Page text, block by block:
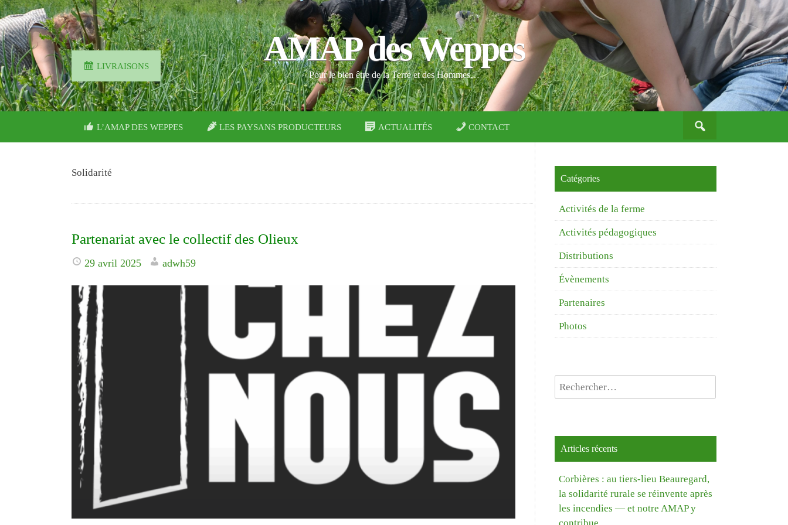
AMAP des Weppes
Pour le bien être de la Terre et des Hommes…
PASSER
L’AMAP DES WEPPES LES PAYSANS PRODUCTEURS ACTUALITÉS CONTACT
LIVRAISONS
Solidarité
Partenariat avec le collectif des Olieux
29 avril 2025 adwh59
Catégories
Activités de la ferme
Activités pédagogiques
Distributions
Évènements
Partenaires
Photos
Rechercher :
Articles récents
Corbières : au tiers-lieu Beauregard,
la solidarité rurale se réinvente après
les incendies — et notre AMAP y